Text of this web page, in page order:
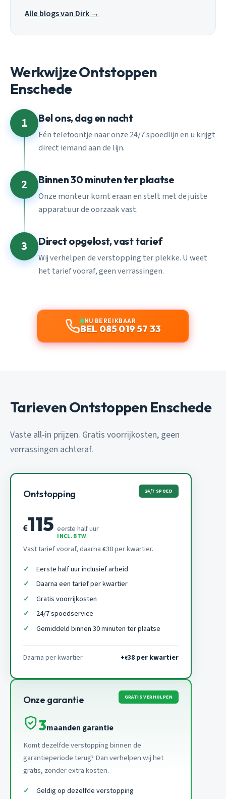
Alle blogs van Dirk →
Werkwijze Ontstoppen
Enschede
1 Bel ons, dag en nacht
Eén telefoontje naar onze 24/7 spoedlijn en u krijgt
direct iemand aan de lijn.
2 Binnen 30 minuten ter plaatse
Onze monteur komt eraan en stelt met de juiste
apparatuur de oorzaak vast.
3 Direct opgelost, vast tarief
Wij verhelpen de verstopping ter plekke. U weet
het tarief vooraf, geen verrassingen.
NU BEREIKBAAR
BEL 085 019 57 33
Tarieven Ontstoppen Enschede
Vaste all-in prijzen. Gratis voorrijkosten, geen
verrassingen achteraf.
Ontstopping 24/7 SPOED
€115 eerste half uur
INCL. BTW
Vast tarief vooraf, daarna €38 per kwartier.
Eerste half uur inclusief arbeid
Daarna een tarief per kwartier
Gratis voorrijkosten
24/7 spoedservice
Gemiddeld binnen 30 minuten ter plaatse
Daarna per kwartier +€38 per kwartier
Onze garantie GRATIS VERHOLPEN
3maanden garantie
Komt dezelfde verstopping binnen de
garantieperiode terug? Dan verhelpen wij het
gratis, zonder extra kosten.
Geldig op dezelfde verstopping